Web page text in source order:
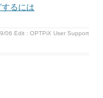
るには
06 Edit : OPTPiX User Support